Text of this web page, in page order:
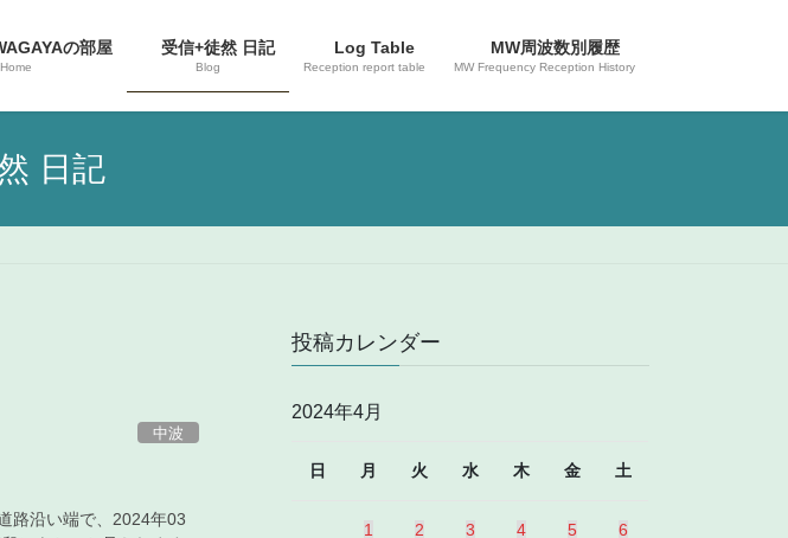
の部屋
Home
受信+徒然 日記
Blog
Log Table
Reception report table
MW周波数別履歴
MW Frequency Reception History
日記
中波
路沿い端で、2024年03
投稿カレンダー
2024年4月
日 月 火 水 木 金 土
1 2 3 4 5 6